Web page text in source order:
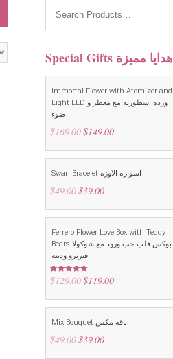
Special Gifts هدايا مميزة
Immortal Flower with Atomizer and
Light LED ورده اسطوريه مع معطر و
ضوء
$169.00 Original
was:
$149.00Current
is:
Swan Bracelet اسواره الاوزه
$49.00 Original
was:
$39.00Current
is:
Ferrero Flower Love Box with Teddy
Bears بوكس قلب حب ورود مع شوكولا
فيريرو ودببه
Rated 5.00
out of 5
$129.00 Original
was:
$119.00Current
is:
Mix Bouquet باقة مكس
$49.00 Original
$39.00Current